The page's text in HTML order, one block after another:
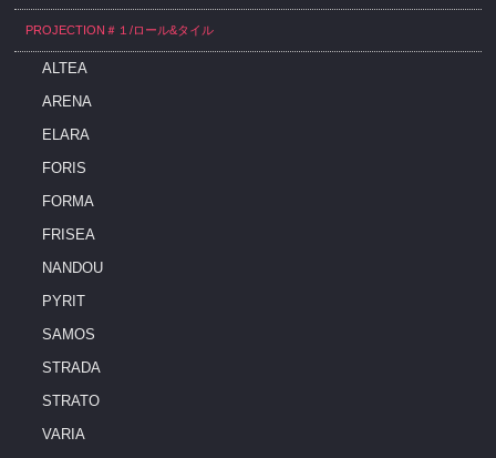
PROJECTION＃１/ロール&タイル
ALTEA
ARENA
ELARA
FORIS
FORMA
FRISEA
NANDOU
PYRIT
SAMOS
STRADA
STRATO
VARIA